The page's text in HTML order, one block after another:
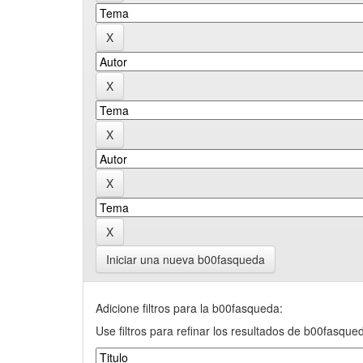
Iniciar una nueva b00fasqueda
Adicione filtros para la b00fasqueda:
Use filtros para refinar los resultados de